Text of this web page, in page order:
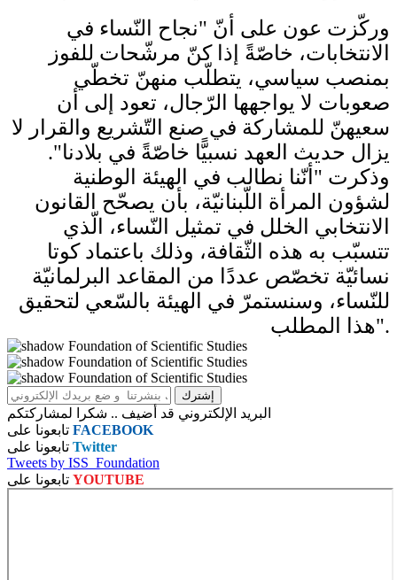
وركّزت عون على أنّ "نجاح النّساء في
الانتخابات، خاصّةً إذا كنّ مرشّحات للفوز
بمنصب سياسي، يتطلّب منهنّ تخطّي
صعوبات لا يواجهها الرّجال، تعود إلى أن
سعيهنّ للمشاركة في صنع التّشريع والقرار لا
يزال حديث العهد نسبيًّا خاصّةً في بلادنا".
وذكرت "أنّنا نطالب في الهيئة الوطنية
لشؤون المرأة اللّبنانيّة، بأن يصحّح ​القانون
الانتخابي​ الخلل في تمثيل النّساء، الّذي
تتسبّب به هذه الثّقافة، وذلك باعتماد كوتا
نسائيّة تخصّص عددًا من المقاعد البرلمانيّة
للنّساء، وسنستمرّ في الهيئة بالسّعي لتحقيق
هذا المطلب".
البريد الإلكتروني قد أضيف .. شكرا لمشاركتكم
FACEBOOK
Twitter
Tweets by ISS_Foundation
YOUTUBE